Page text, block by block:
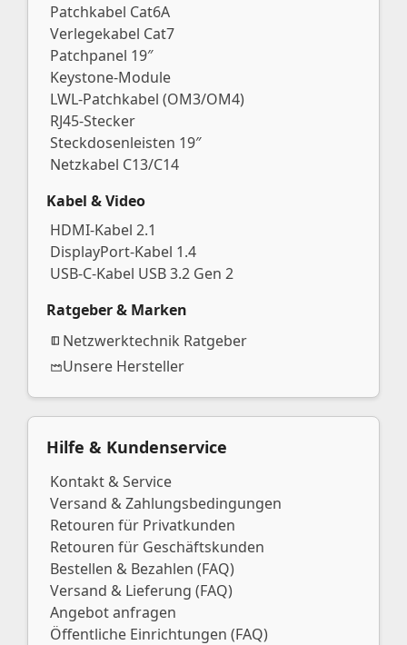
Patchkabel Cat6A
Verlegekabel Cat7
Patchpanel 19″
Keystone-Module
LWL-Patchkabel (OM3/OM4)
RJ45-Stecker
Steckdosenleisten 19″
Netzkabel C13/C14
Kabel & Video
HDMI-Kabel 2.1
DisplayPort-Kabel 1.4
USB-C-Kabel USB 3.2 Gen 2
Ratgeber & Marken
Netzwerktechnik Ratgeber
Unsere Hersteller
Hilfe & Kundenservice
Kontakt & Service
Versand & Zahlungsbedingungen
Retouren für Privatkunden
Retouren für Geschäftskunden
Bestellen & Bezahlen (FAQ)
Versand & Lieferung (FAQ)
Angebot anfragen
Öffentliche Einrichtungen (FAQ)